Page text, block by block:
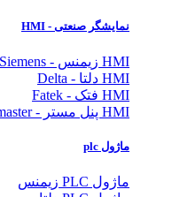
نمایشگر صنعتی - HMI
HMI زیمنس - Siemens
HMI دلتا - Delta
HMI فتک - Fatek
HMI پنل مستر - Panel master
ماژول plc
ماژول PLC زیمنس